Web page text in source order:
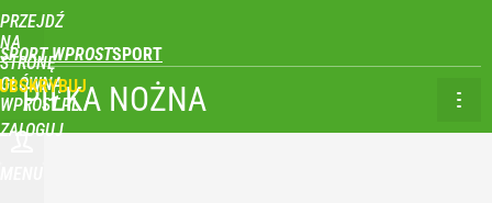
PRZEJDŹ
NA
STRONĘ
GŁÓWNĄ
WPROST.PL
SPORT WPROST
ZALOGUJ
PIŁKA NOŻNA